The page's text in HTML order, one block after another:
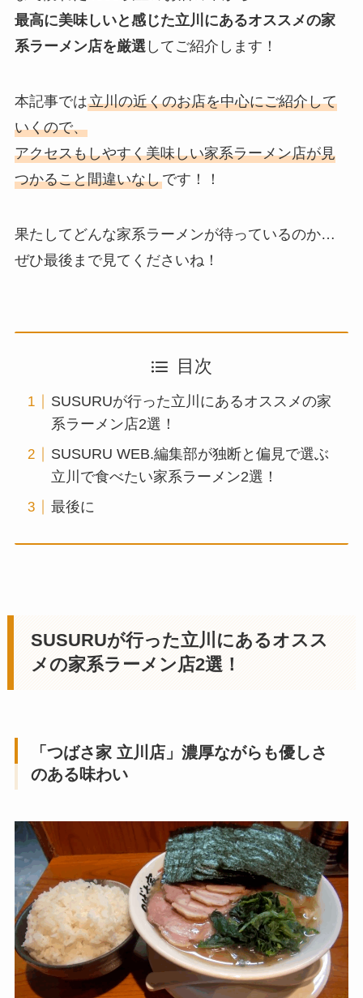
最高に美味しいと感じた立川にあるオススメの家
系ラーメン店を厳選してご紹介します！
本記事では立川の近くのお店を中心にご紹介して
いくので、
アクセスもしやすく美味しい家系ラーメン店が見
つかること間違いなしです！！
果たしてどんな家系ラーメンが待っているのか…
ぜひ最後まで見てくださいね！
目次
SUSURUが行った立川にあるオススメの家
系ラーメン店2選！
SUSURU WEB.編集部が独断と偏見で選ぶ
立川で食べたい家系ラーメン2選！
最後に
SUSURUが行った立川にあるオスス
メの家系ラーメン店2選！
「つばさ家 立川店」濃厚ながらも優しさ
のある味わい